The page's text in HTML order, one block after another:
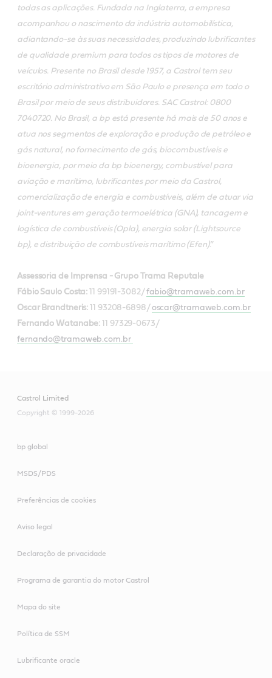
todas as aplicações. Fundada na Inglaterra, a empresa
acompanhou o nascimento da indústria automobilística,
adiantando-se às suas necessidades, produzindo lubrificantes
de qualidade premium para todos os tipos de motores de
veículos. Presente no Brasil desde 1957, a Castrol tem seu
escritório administrativo em São Paulo e presença em todo o
Brasil por meio de seus distribuidores. SAC Castrol: 0800
7040720. No Brasil, a bp está presente há mais de 50 anos e
atua nos segmentos de exploração e produção de petróleo e
gás natural, no fornecimento de gás, biocombustíveis e
bioenergia, por meio da bp bioenergy, combustível para
aviação e marítimo, lubrificantes por meio da Castrol,
comercialização de energia e combustíveis, além de atuar via
joint-ventures em geração termoelétrica (GNA), tancagem e
logística de combustíveis (Opla), energia solar (Lightsource
bp), e distribuição de combustíveis marítimo (Efen).”
Assessoria de Imprensa - Grupo Trama Reputale
Fábio Saulo Costa: 11 99191-3082/fabio@tramaweb.com.br
Oscar Brandtneris: 11 93208-6898/oscar@tramaweb.com.br
Fernando Watanabe: 11 97329-0673/
fernando@tramaweb.com.br
Castrol Limited
Copyright © 1999-2026
bp global
MSDS/PDS
Preferências de cookies
Aviso legal
Declaração de privacidade
Programa de garantia do motor Castrol
Mapa do site
Política de SSM
Lubrificante oracle